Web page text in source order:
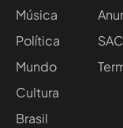
Música
Política
Mundo
Cultura
Brasil
SAC